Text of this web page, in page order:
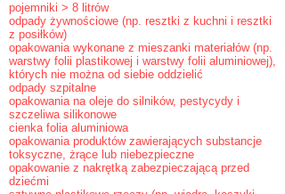
pojemniki > 8 litrów
odpady żywnościowe (np. resztki z kuchni i resztki
z posiłków)
opakowania wykonane z mieszanki materiałów (np.
warstwy folii plastikowej i warstwy folii aluminiowej),
których nie można od siebie oddzielić
odpady szpitalne
opakowania na oleje do silników, pestycydy i
szczeliwa silikonowe
cienka folia aluminiowa
opakowania produktów zawierających substancje
toksyczne, żrące lub niebezpieczne
opakowanie z nakrętką zabezpieczającą przed
dziećmi